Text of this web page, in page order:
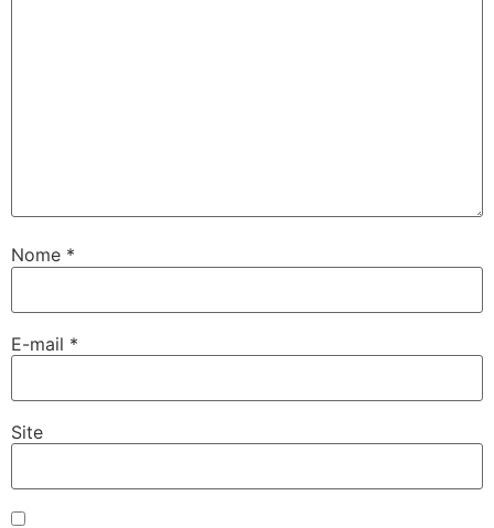
Nome *
E-mail *
Site